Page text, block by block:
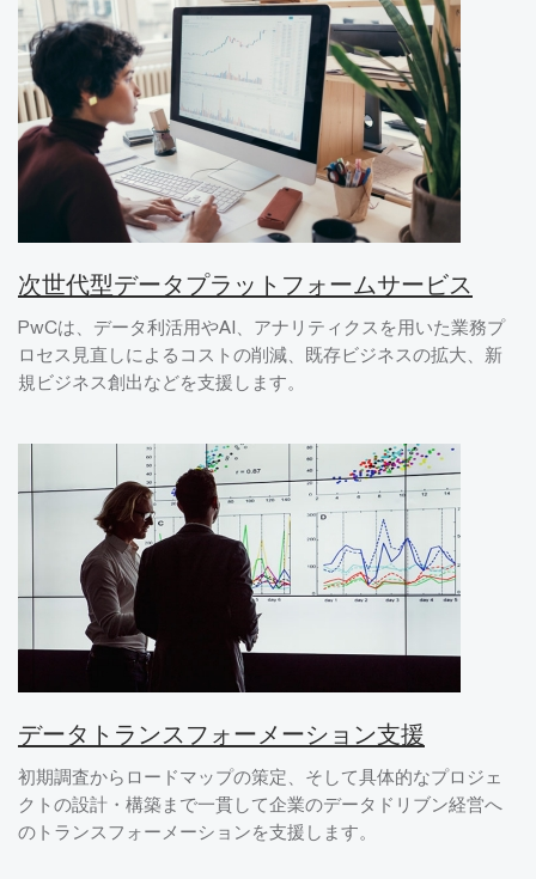
次世代型データプラットフォームサービス
PwCは、データ利活用やAI、アナリティクスを用いた業務プ
ロセス見直しによるコストの削減、既存ビジネスの拡大、新
規ビジネス創出などを支援します。
データトランスフォーメーション支援
初期調査からロードマップの策定、そして具体的なプロジェ
クトの設計・構築まで一貫して企業のデータドリブン経営へ
のトランスフォーメーションを支援します。